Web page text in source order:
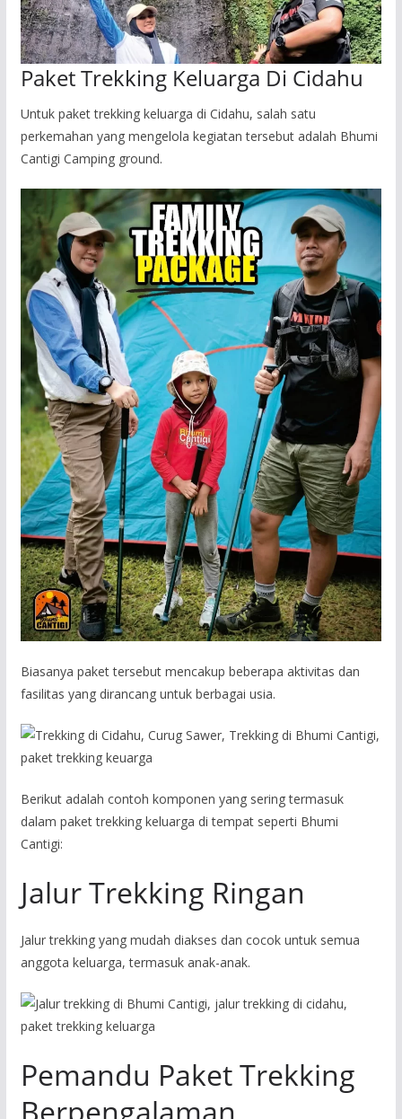
Paket Trekking Keluarga Di Cidahu
Untuk paket trekking keluarga di Cidahu, salah satu
perkemahan yang mengelola kegiatan tersebut adalah Bhumi
Cantigi Camping ground.
Biasanya paket tersebut mencakup beberapa aktivitas dan
fasilitas yang dirancang untuk berbagai usia.
Berikut adalah contoh komponen yang sering termasuk
dalam paket trekking keluarga di tempat seperti Bhumi
Cantigi:
Jalur Trekking Ringan
Jalur trekking yang mudah diakses dan cocok untuk semua
anggota keluarga, termasuk anak-anak.
Pemandu Paket Trekking
Berpengalaman